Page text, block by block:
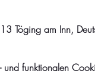
Töging am Inn,
funktionalen